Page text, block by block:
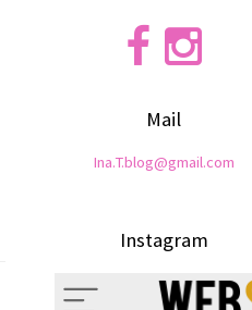
Mail
Ina.T.blog@gmail.com
Instagram